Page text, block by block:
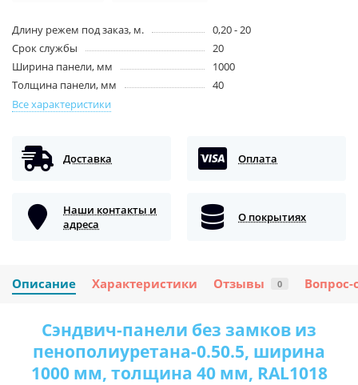
Длину режем под заказ, м.
0,20 - 20
Срок службы
20
Ширина панели, мм
1000
Толщина панели, мм
40
Все характеристики
Доставка Оплата
Наши контакты и
адреса
О покрытиях
Описание Характеристики Отзывы 0 Вопрос-
Сэндвич-панели без замков из
пенополиуретана-0.50.5, ширина
1000 мм, толщина 40 мм, RAL1018